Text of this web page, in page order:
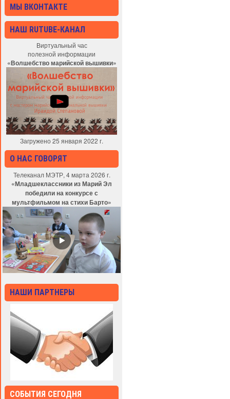
МЫ ВКОНТАКТЕ
НАШ RUTUBE-КАНАЛ
Виртуальный час
полезной информации
«Волшебство марийской вышивки»
Загружено 25 января 2022 г.
О НАС ГОВОРЯТ
Телеканал МЭТР, 4 марта 2026 г.
«Младшеклассники из Марий Эл
победили на конкурсе с
мультфильмом на стихи Барто»
НАШИ ПАРТНЕРЫ
СОБЫТИЯ СЕГОДНЯ